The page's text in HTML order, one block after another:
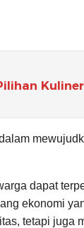
dapat
ekonomi
tetapi juga